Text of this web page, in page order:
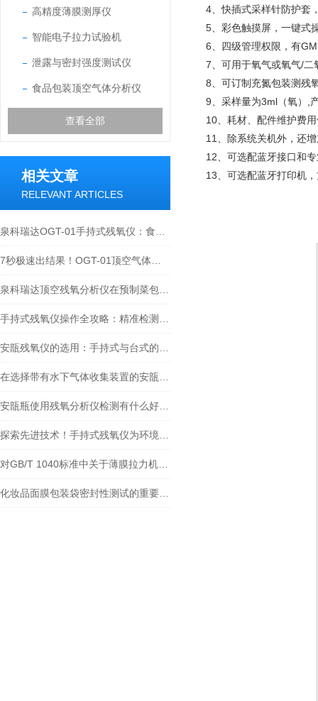
高精度薄膜测厚仪
智能电子拉力试验机
泄露与密封强度测试仪
食品包装顶空气体分析仪
查看全部
相关文章
RELEVANT ARTICLES
4、快插式采样针防护套
5、彩色触摸屏，一键式
6、四级管理权限，有
7、可用于氧气或氧气/二
8、可订制充氮包装测残
9、采样量为3ml（氧）,
10、耗材、配件维护费
11、除系统关机外，还
12、可选配蓝牙接口和
13、可选配蓝牙打印机